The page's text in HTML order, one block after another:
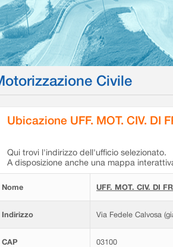
Civile
Ubicazione UFF. MOT. CIV. DI
Qui trovi l'indirizzo dell'ufficio selezionato.
A disposizione anche una mappa
Nome UFF. MOT. CIV. DI
Indirizzo Via Fedele Calvosa
CAP 03100